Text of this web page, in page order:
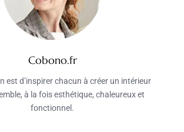
Cobono.fr
est d’inspirer chacun à créer un intérieur
à la fois esthétique, chaleureux et
fonctionnel.